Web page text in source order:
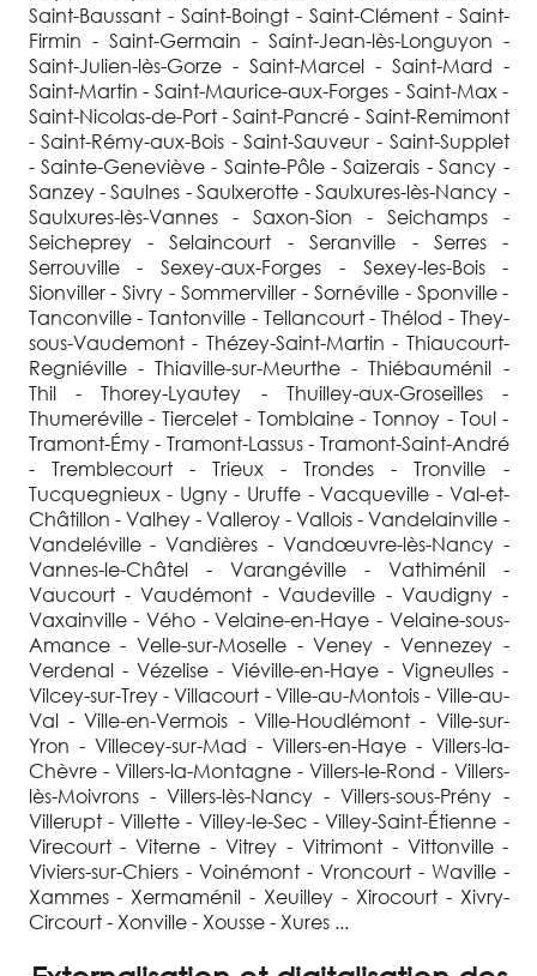
Saint-Baussant - Saint-Boingt - Saint-Clément - Saint-
Firmin - Saint-Germain - Saint-Jean-lès-Longuyon -
Saint-Julien-lès-Gorze - Saint-Marcel - Saint-Mard -
Saint-Martin - Saint-Maurice-aux-Forges - Saint-Max -
Saint-Nicolas-de-Port - Saint-Pancré - Saint-Remimont
- Saint-Rémy-aux-Bois - Saint-Sauveur - Saint-Supplet
- Sainte-Geneviève - Sainte-Pôle - Saizerais - Sancy -
Sanzey - Saulnes - Saulxerotte - Saulxures-lès-Nancy -
Saulxures-lès-Vannes - Saxon-Sion - Seichamps -
Seicheprey - Selaincourt - Seranville - Serres -
Serrouville - Sexey-aux-Forges - Sexey-les-Bois -
Sionviller - Sivry - Sommerviller - Sornéville - Sponville -
Tanconville - Tantonville - Tellancourt - Thélod - They-
sous-Vaudemont - Thézey-Saint-Martin - Thiaucourt-
Regniéville - Thiaville-sur-Meurthe - Thiébauménil -
Thil - Thorey-Lyautey - Thuilley-aux-Groseilles -
Thumeréville - Tiercelet - Tomblaine - Tonnoy - Toul -
Tramont-Émy - Tramont-Lassus - Tramont-Saint-André
- Tremblecourt - Trieux - Trondes - Tronville -
Tucquegnieux - Ugny - Uruffe - Vacqueville - Val-et-
Châtillon - Valhey - Valleroy - Vallois - Vandelainville -
Vandeléville - Vandières - Vandœuvre-lès-Nancy -
Vannes-le-Châtel - Varangéville - Vathiménil -
Vaucourt - Vaudémont - Vaudeville - Vaudigny -
Vaxainville - Vého - Velaine-en-Haye - Velaine-sous-
Amance - Velle-sur-Moselle - Veney - Vennezey -
Verdenal - Vézelise - Viéville-en-Haye - Vigneulles -
Vilcey-sur-Trey - Villacourt - Ville-au-Montois - Ville-au-
Val - Ville-en-Vermois - Ville-Houdlémont - Ville-sur-
Yron - Villecey-sur-Mad - Villers-en-Haye - Villers-la-
Chèvre - Villers-la-Montagne - Villers-le-Rond - Villers-
lès-Moivrons - Villers-lès-Nancy - Villers-sous-Prény -
Villerupt - Villette - Villey-le-Sec - Villey-Saint-Étienne -
Virecourt - Viterne - Vitrey - Vitrimont - Vittonville -
Viviers-sur-Chiers - Voinémont - Vroncourt - Waville -
Xammes - Xermaménil - Xeuilley - Xirocourt - Xivry-
Circourt - Xonville - Xousse - Xures ...